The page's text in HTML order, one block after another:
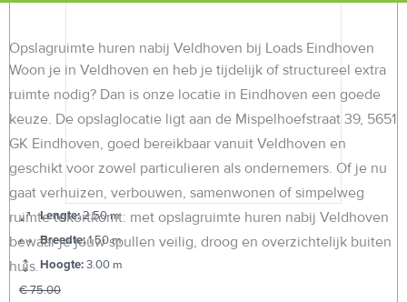
Lengte:2.50 m
Breedte:1.50 m
Hoogte:3.00 m
€ 75.00
Opslagruimte huren nabij Veldhoven bij Loads Eindhoven
Woon je in Veldhoven en heb je tijdelijk of structureel extra
ruimte nodig? Dan is onze locatie in Eindhoven een goede
keuze. De opslaglocatie ligt aan de Mispelhoefstraat 39, 5651
GK Eindhoven, goed bereikbaar vanuit Veldhoven en
geschikt voor zowel particulieren als ondernemers. Of je nu
gaat verhuizen, verbouwen, samenwonen of simpelweg
ruimte tekortkomt: met opslagruimte huren nabij Veldhoven
bewaar je jouw spullen veilig, droog en overzichtelijk buiten
huis.